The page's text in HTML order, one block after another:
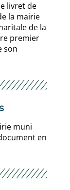
livret de
la mairie
de la
premier
son
muni
en